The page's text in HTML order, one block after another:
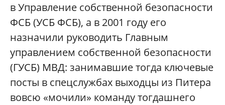
в Управление собственной безопасности
ФСБ (УСБ ФСБ), а в 2001 году его
назначили руководить Главным
управлением собственной безопасности
(ГУСБ) МВД: занимавшие тогда ключевые
посты в спецслужбах выходцы из Питера
вовсю «мочили» команду тогдашнего